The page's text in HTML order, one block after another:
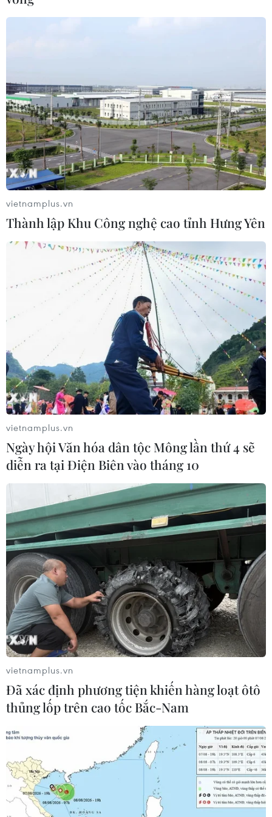
#Giải thưởng Báo chí Toàn quốc lần XIX
#Giải thưởng báo chí
Theo dõi VietnamPlus
TIN LIÊN QUAN
Chương trình nghệ thuật chào
mừng kỷ niệm 100 năm Báo chí Cách
mạng Việt Nam
21/06/2025 14:35
Tối 21/6, tại Hà Nội, Hội Nhà báo Việt Nam tổ chức
Chương trình nghệ thuật chào mừng kỷ niệm 100 năm
Ngày Báo chí Cách mạng Việt Nam và Lễ trao giải Báo
chí Quốc gia lần thứ XIX năm 2024.
vietnamplus.vn
Thành lập Khu Công nghệ cao tỉnh Hưng Yên
vietnamplus.vn
Ngày hội Văn hóa dân tộc Mông lần thứ 4 sẽ
diễn ra tại Điện Biên vào tháng 10
vietnamplus.vn
Đã xác định phương tiện khiến hàng loạt ôtô
thủng lốp trên cao tốc Bắc-Nam